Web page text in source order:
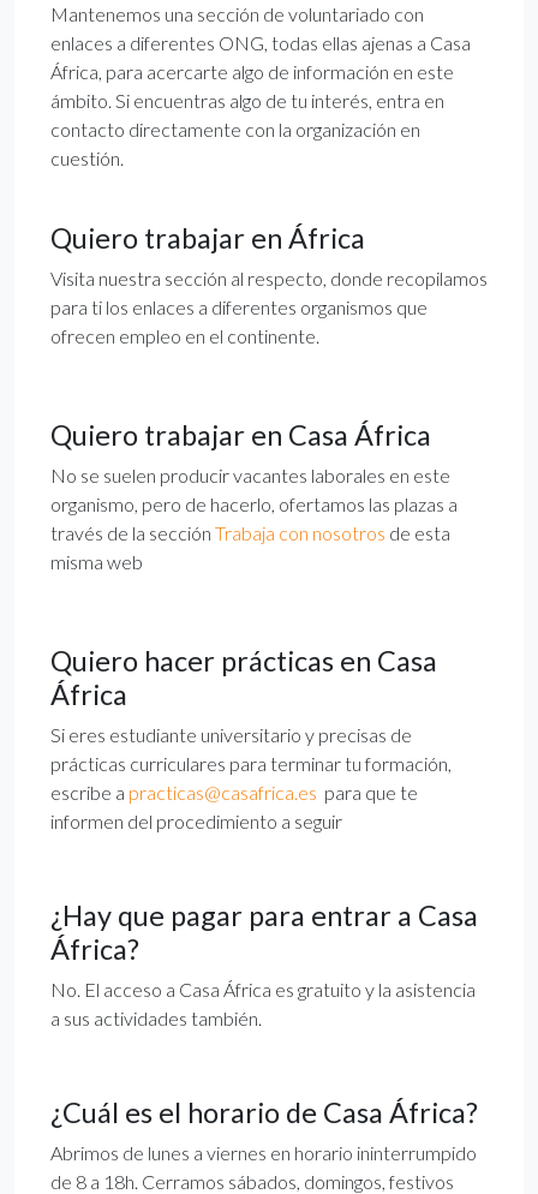
Mantenemos una sección de voluntariado con
enlaces a diferentes ONG, todas ellas ajenas a Casa
África, para acercarte algo de información en este
ámbito. Si encuentras algo de tu interés, entra en
contacto directamente con la organización en
cuestión.
Quiero trabajar en África
Visita nuestra sección al respecto, donde recopilamos
para ti los enlaces a diferentes organismos que
ofrecen empleo en el continente.
Quiero trabajar en Casa África
No se suelen producir vacantes laborales en este
organismo, pero de hacerlo, ofertamos las plazas a
través de la sección Trabaja con nosotros de esta
misma web
Quiero hacer prácticas en Casa
África
Si eres estudiante universitario y precisas de
prácticas curriculares para terminar tu formación,
escribe a practicas@casafrica.es para que te
informen del procedimiento a seguir
¿Hay que pagar para entrar a Casa
África?
No. El acceso a Casa África es gratuito y la asistencia
a sus actividades también.
¿Cuál es el horario de Casa África?
Abrimos de lunes a viernes en horario ininterrumpido
de 8 a 18h. Cerramos sábados, domingos, festivos